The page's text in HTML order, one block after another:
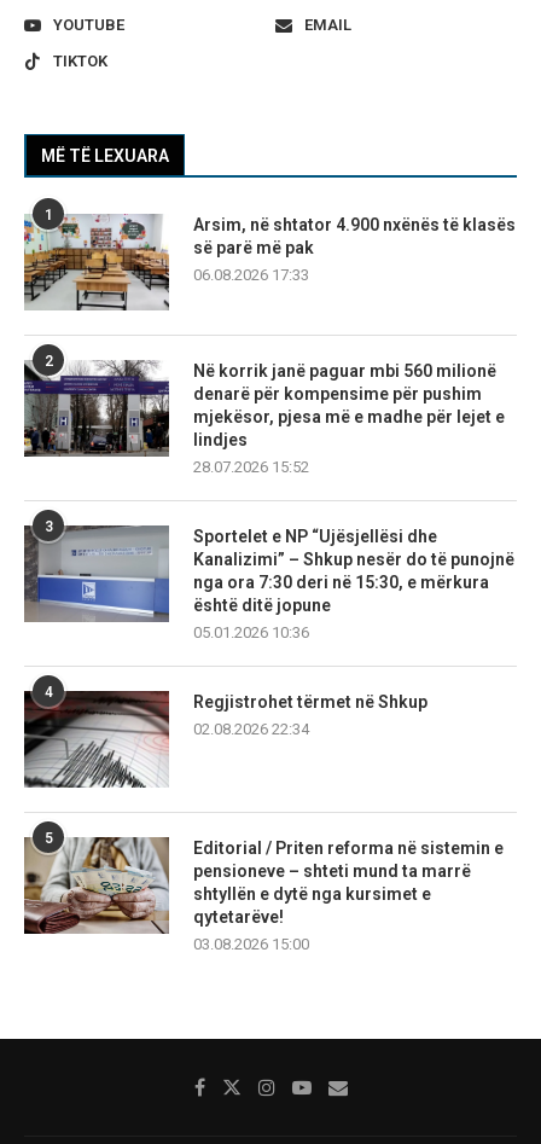
YOUTUBE
EMAIL
TIKTOK
MË TË LEXUARA
1
Arsim, në shtator 4.900 nxënës të klasës
së parë më pak
06.08.2026 17:33
2
Në korrik janë paguar mbi 560 milionë
denarë për kompensime për pushim
mjekësor, pjesa më e madhe për lejet e
lindjes
28.07.2026 15:52
3
Sportelet e NP “Ujësjellësi dhe
Kanalizimi” – Shkup nesër do të punojnë
nga ora 7:30 deri në 15:30, e mërkura
është ditë jopune
05.01.2026 10:36
4
Regjistrohet tërmet në Shkup
02.08.2026 22:34
5
Editorial / Priten reforma në sistemin e
pensioneve – shteti mund ta marrë
shtyllën e dytë nga kursimet e
qytetarëve!
03.08.2026 15:00